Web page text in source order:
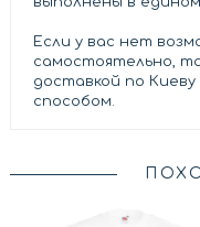
Если у вас нет
самостоятельно,
доставкой по
способом.